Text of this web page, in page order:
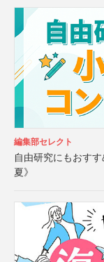
編集部セレクト
自由研究にもおす
夏》